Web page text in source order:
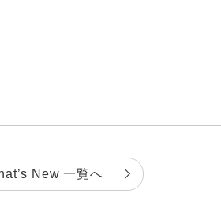
New 一覧へ